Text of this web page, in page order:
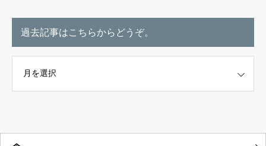
過去記事はこちらからどうぞ。